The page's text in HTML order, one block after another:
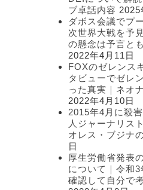
ブ卓話内容 2025
ダボス会議でプ
次世界大戦を予
の懸念は予言と
2022年4月11日
FOXのゼレンス
タビューでゼレ
った真実｜ネオ
2022年4月10日
2015年4月に殺
人ジャーナリス
オレス・ブジナ
日
厚生労働省発表
について｜令和
確認して自分で